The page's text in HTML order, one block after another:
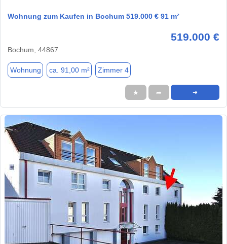
Wohnung zum Kaufen in Bochum 519.000 € 91 m²
519.000 €
Bochum, 44867
Wohnung ca. 91,00 m² Zimmer 4
★ ➦ ➜